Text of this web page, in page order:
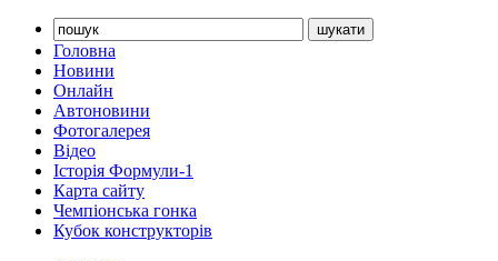
Головна
Новини
Онлайн
Автоновини
Фотогалерея
Відео
Історія Формули-1
Карта сайту
Чемпіонська гонка
Кубок конструкторів